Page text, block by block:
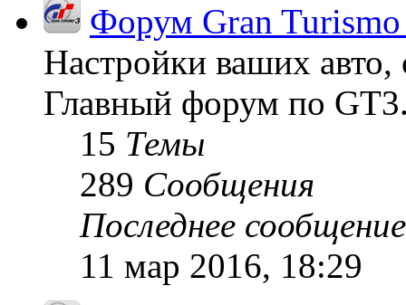
Форум Gran
Настройки ваших авто,
Главный форум по
15 Темы
289 Сообщения
Последнее сообщение
11 мар 2016, 18:29